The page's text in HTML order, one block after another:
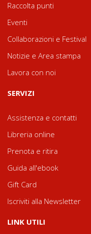
Raccolta punti
Eventi
Collaborazioni e Festival
Notizie e Area stampa
Lavora con noi
SERVIZI
Assistenza e contatti
Libreria online
Prenota e ritira
Guida all'ebook
Gift Card
Iscriviti alla Newsletter
LINK UTILI